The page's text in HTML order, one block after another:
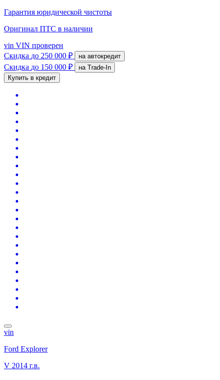
Гарантия юридической чистоты
Оригинал ПТС в наличии
vin VIN проверен
Скидка до 250 000 ₽ на автокредит
Скидка до 150 000 ₽
на Trade-In
Купить в кредит
vin
Ford Explorer
V 2014 г.в.